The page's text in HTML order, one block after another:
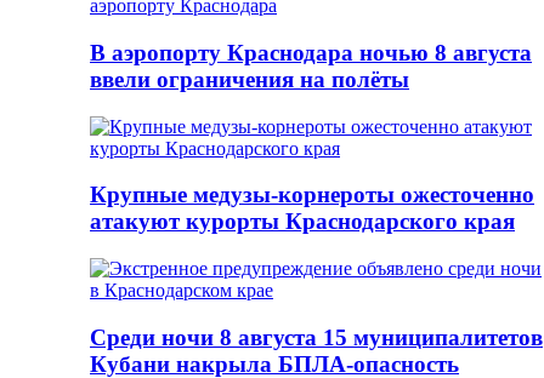
В аэропорту Краснодара ночью 8 августа
ввели ограничения на полёты
Крупные медузы-корнероты ожесточенно
атакуют курорты Краснодарского края
Среди ночи 8 августа 15 муниципалитетов
Кубани накрыла БПЛА-опасность